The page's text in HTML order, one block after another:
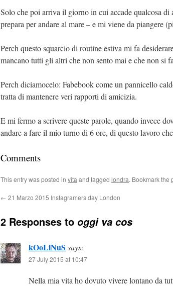
Solo che poi arriva il giorno in cui accade qualcosa di
prepara per andare al mare – e mi viene da piangere
Perch questo squarcio di routine estiva mi fa
mancano tutti gli altri che non sento mai e che non si
Perch diciamocelo: Fabebook come un pannicello
tratta di mantenere veri rapporti di amicizia.
E mi fermo a scrivere queste parole, quando invece
andare a fare il mio turno di 6 ore, di questo lavoro
Comments
This entry was posted in vita and tagged londra. Bookmark the
← 21 Marzo 2015 Instagramers day London
2 Responses to oggi va cos
kOoLiNuS says:
27 July 2015 at 10:47
Nella mia vita ho dovuto vivere lontano da